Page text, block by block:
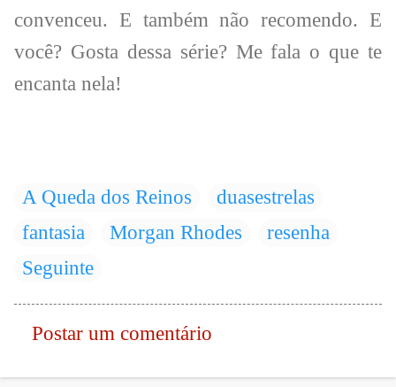
convenceu. E também não recomendo. E
você? Gosta dessa série? Me fala o que te
encanta nela!
A Queda dos Reinos
duasestrelas
fantasia
Morgan Rhodes
resenha
Seguinte
Postar um comentário